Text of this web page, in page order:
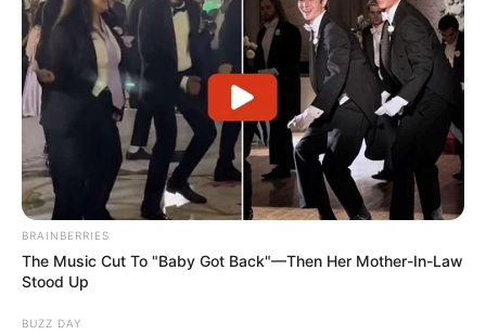
BRAINBERRIES
The Music Cut To "Baby Got Back"—Then Her Mother-In-Law
Stood Up
BUZZ DAY